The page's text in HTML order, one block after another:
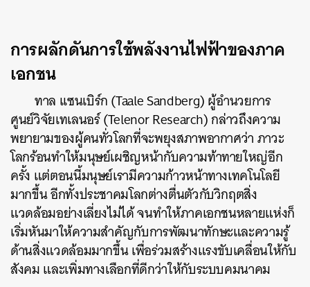
การผลักดันการใช้พลังงานไฟฟ้าของภาค
เอกชน
ทาล เเซนเบิร์ก (Taale Sandberg) ผู้อำนวยการ
ศูนย์วิจัยเทเลนอร์ (Telenor Research) กล่าวถึงความ
พยายามของผู้คนทั่วโลกที่จะพยุงสภาพอากาศว่า ภาวะ
โลกร้อนทำให้มนุษย์เผชิญหน้ากับความท้าทายใหญ่อีก
ครั้ง แต่ตอนนี้มนุษย์เรามีความก้าวหน้าทางเทคโนโลยี
มากขึ้น อีกทั้งประชาคมโลกต่างตื่นตัวกับวิกฤตสิ่ง
แวดล้อมอย่างเลี่ยงไม่ได้ จนทำให้ภาคเอกชนหลายแห่งก็
เริ่มหันมาให้ความสำคัญกับการพัฒนาทักษะและความรู้
ด้านสิ่งแวดล้อมมากขึ้น เพื่อร่วมสร้างแรงขับเคลื่อนให้กับ
สังคม และเพิ่มทางเลือกที่ดีกว่าให้กับระบบคมนาคม